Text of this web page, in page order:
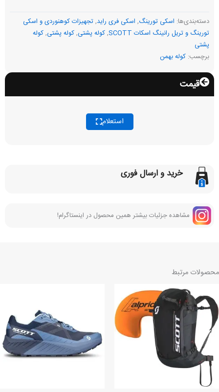
دسته‌بندی‌ها: اسکی تورینگ, اسکی فری راید,تجهیزات کوهنوردی و اسکی
تورینگ و تریل رانینگ اسکات SCOTT
,کوله پشتی,کوله پشتی,کوله
پشتی
برچسب: کوله بهمن
قیمت
استعلام
خرید و ارسال فوری
مشاهده جزئیات بیشتر همین محصول در اینستاگرام!
محصولات مرتبط